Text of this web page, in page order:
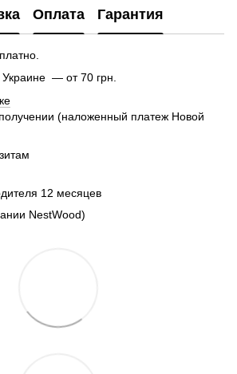
Оплата Гарантия
— от 70 грн.
(наложенный платеж Новой
12 месяцев
NestWood)